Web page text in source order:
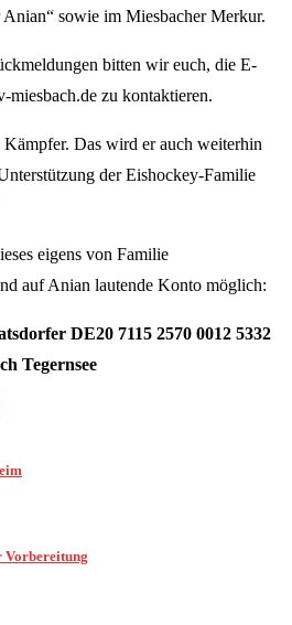
sowie im Miesbacher Merkur.
bitten wir euch, die E-
miesbach.de zu kontaktieren.
Das wird er auch weiterhin
der Eishockey-Familie
eigens von Familie
auf Anian lautende Konto möglich:
DE20 7115 2570 0012 5332
Tegernsee
Vorbereitung